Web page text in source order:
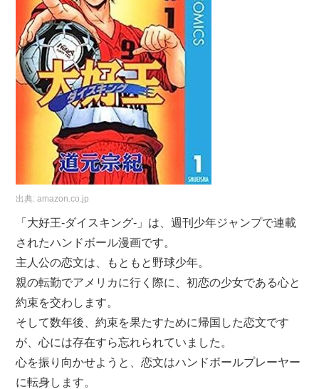
出典:amazon.co.jp
「大好王-ダイスキング-」は、週刊少年ジャンプで連載
されたハンドボール漫画です。
主人公の恋文は、もともと野球少年。
親の転勤でアメリカに行く際に、初恋の少女である心と
約束を交わします。
そして数年後、約束を果たすために帰国した恋文です
が、心には存在すら忘れられていました。
心を振り向かせようと、恋文はハンドボールプレーヤー
に転身します。